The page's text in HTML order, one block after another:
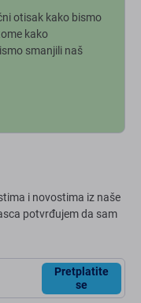
otisak kako bismo
kako
smanjili naš
i novostima iz naše
potvrđujem da sam
Pretplatite
se